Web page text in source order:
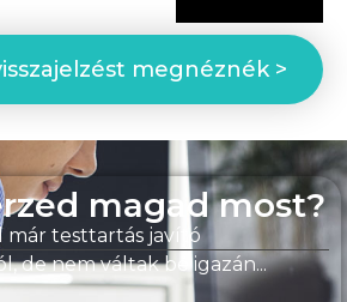
megnéznék >
magad most?
már testtartás javító
de nem váltak be igazán...